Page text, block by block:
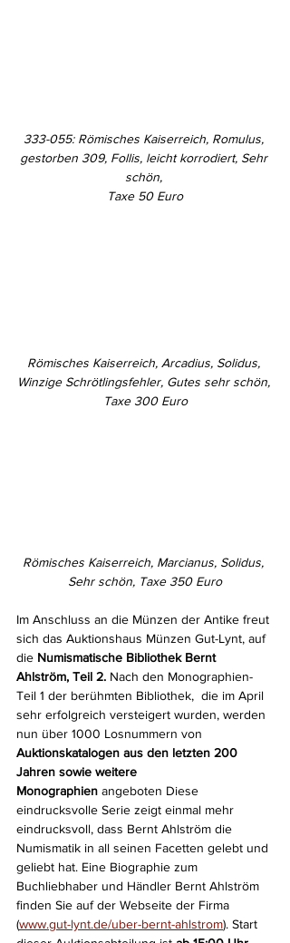
333-055: Römisches Kaiserreich, Romulus,
gestorben 309, Follis, leicht korrodiert, Sehr
schön,
Taxe 50 Euro
Römisches Kaiserreich, Arcadius, Solidus,
Winzige Schrötlingsfehler, Gutes sehr schön,
Taxe 300 Euro
Römisches Kaiserreich, Marcianus, Solidus,
Sehr schön, Taxe 350 Euro
Im Anschluss an die Münzen der Antike freut
sich das Auktionshaus Münzen Gut-Lynt, auf
die Numismatische Bibliothek Bernt
Ahlström, Teil 2. Nach den Monographien-
Teil 1 der berühmten Bibliothek,  die im April
sehr erfolgreich versteigert wurden, werden
nun über 1000 Losnummern von
Auktionskatalogen aus den letzten 200
Jahren sowie weitere
Monographien angeboten Diese
eindrucksvolle Serie zeigt einmal mehr
eindrucksvoll, dass Bernt Ahlström die
Numismatik in all seinen Facetten gelebt und
geliebt hat. Eine Biographie zum
Buchliebhaber und Händler Bernt Ahlström
finden Sie auf der Webseite der Firma
(www.gut-lynt.de/uber-bernt-ahlstrom). Start